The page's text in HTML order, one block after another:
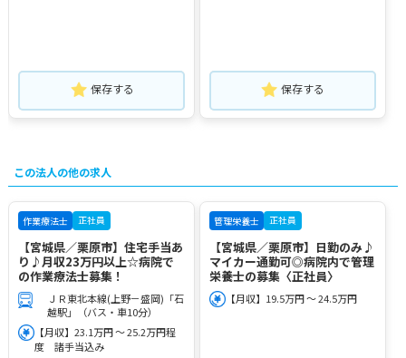
保存する 保存する
この法人の他の求人
作業療法士 正社員
【宮城県／栗原市】住宅手当あ
り♪月収23万円以上☆病院で
の作業療法士募集！
ＪＲ東北本線(上野－盛岡)「石
越駅」（バス・車10分）
【月収】23.1万円 ～ 25.2万円程
度 諸手当込み
管理栄養士 正社員
【宮城県／栗原市】日勤のみ♪
マイカー通勤可◎病院内で管理
栄養士の募集〈正社員〉
【月収】19.5万円 ～ 24.5万円